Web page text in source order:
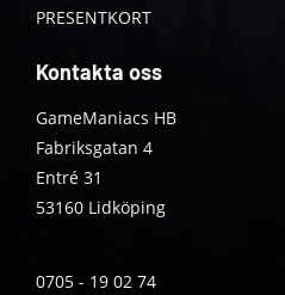
PRESENTKORT
Kontakta oss
GameManiacs HB
Fabriksgatan 4
Entré 31
53160 Lidköping
0705 - 19 02 74